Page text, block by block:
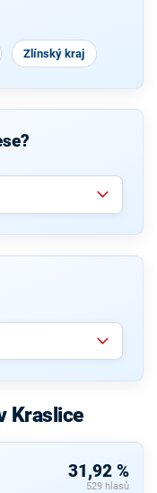
Zlínský kraj
Kraslice
31,92 %
529 hlasů